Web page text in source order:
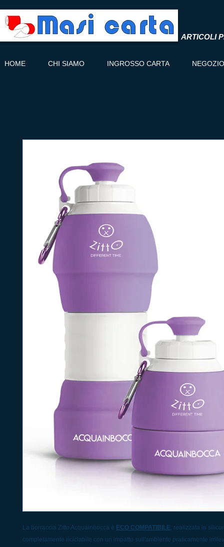
ARTICOLI
HOME CHI SIAMO INGROSSO CARTA NEGOZIO
La borraccia Zitto Acquainbocca è ECO COMPATIBILE; realizzata in
completamente riciclabile con un impatto sull'ambiente praticamente